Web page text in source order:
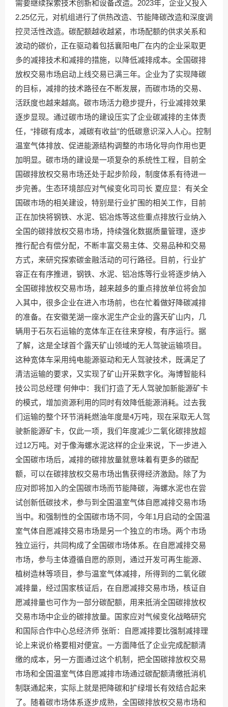
需要继续探索技术创新和设备改造。2023年，企业又投入
2.25亿元，对机组进行了供热改造、节能降碳改造和深度调
控灵活性改造。碳配额越收越紧，市场配额的供求关系和
波动的碳价，正在驱动着包括襄阳电厂在内的企业采取更
多的减排技术和减排的措施，以降低减排成本。全国碳排
放权交易市场启动上线交易已满三年。企业为了实现降碳
的目标，减排的技术路径在不断发展，而碳市场的交易、
活跃度也越来越高。碳市场活力稳步提升，行业减排效果
逐步显现。通过碳市场的建设压实了企业碳减排的主体责
任，“排碳有成本，减碳有收益”的低碳意识深入人心。控制
温室气体排放、促进能源结构调整的市场化导向作用也更
加明显。碳市场的建设是一项复杂的系统性工程，目前全
国碳排放权交易市场还处于起步阶段，制度体系有待进一
步完善。生态环境部应对气候变化司司长 夏应显：有关全
国碳市场的相关建设，特别是行业扩围的相关工作，目前
正在加快将钢铁、水泥、铝冶炼等这些重点排放行业纳入
全国的碳排放权交易市场，持续强化数据质量管理，逐步
推行配合有偿分配，不断丰富交易主体、交易品种和交易
方式，来研究探索碳金融活动的可行路径。目前，行业扩
容正在有序推进，钢铁、水泥、铝冶炼等行业将逐步纳入
全国碳排放权交易市场，越来越多的重点排放单位将会加
入其中，很多企业在进入市场前，也在忙着做好降碳减排
的准备。在安徽芜湖一座水泥生产企业的露天矿山内，几
辆用于石灰石运输的宽体车正在往来穿梭，有序运行。据
了解，这是全球首个露天矿山领域的无人驾驶运输项目。
这种宽体车采用纯电能源驱动和无人驾驶技术，既满足了
清洁运输的要求，又实现了矿山开采数字化。海博智能科
技公司总经理 何伸中：我们打造了无人驾驶加新能源矿卡
的模式，增加资源利用的同时有效降低能源消耗。过去我
们运输的整个环节消耗燃油年度是4万吨，现在采取无人驾
驶新能源矿卡，仅此一项，我们年度减少二氧化碳排放超
过12万吨。对于像海螺水泥这样的企业来说，下一步进入
全国碳市场后，减排的碳排放量就意味着有更多的碳配
额，可以在碳排放权交易市场出售获得经济激励。除了为
应对即将加入的全国碳市场而节能降碳，海螺水泥也在尝
试创新低碳技术，参与到全国温室气体自愿减排交易市场
当中。和强制性的全国碳市场不同，今年1月启动的全国温
室气体自愿减排交易市场是另一个独立的市场。两个市场
独立运行，共同构成了全国碳市场体系。在自愿减排交易
市场，参与主体遵循自愿的原则，通过开发可再生能源、
植树造林等项目，参与温室气体减排，所得到的二氧化碳
减排量，经过国家核证后，在自愿减排交易市场，核证自
愿减排量也可作为一部分碳配额，用来抵消全国碳排放权
交易市场中企业的碳排放量。国家应对气候变化战略研究
和国际合作中心总经济师 张昕：自愿减排要比强制减排理
论上来说价格要相对便宜。一方面降低了企业完成配额清
缴的成本，另一方面通过这个机制，把全国碳排放权交易
市场和全国温室气体自愿减排市场通过碳配额清缴抵消机
制联通起来，实际上就是把降碳和扩绿增长有效结合起来
了。随着碳市场体系逐步成熟，全国碳排放权交易市场和